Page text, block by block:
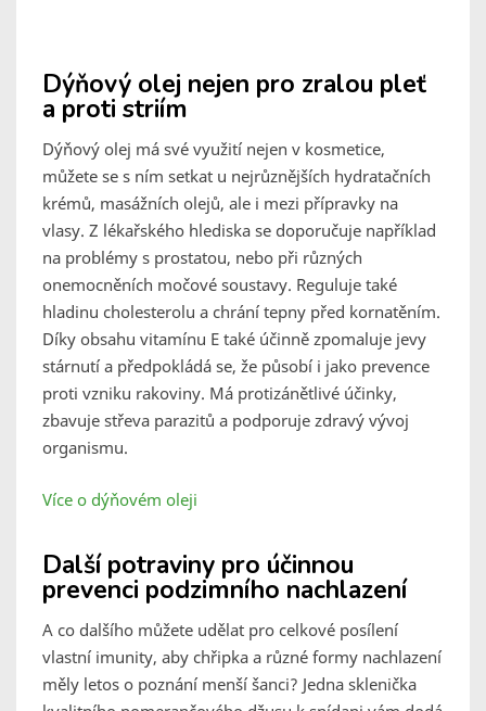
Dýňový olej nejen pro zralou pleť
a proti striím
Dýňový olej má své využití nejen v kosmetice,
můžete se s ním setkat u nejrůznějších hydratačních
krémů, masážních olejů, ale i mezi přípravky na
vlasy. Z lékařského hlediska se doporučuje například
na problémy s prostatou, nebo při různých
onemocněních močové soustavy. Reguluje také
hladinu cholesterolu a chrání tepny před kornatěním.
Díky obsahu vitamínu E také účinně zpomaluje jevy
stárnutí a předpokládá se, že působí i jako prevence
proti vzniku rakoviny. Má protizánětlivé účinky,
zbavuje střeva parazitů a podporuje zdravý vývoj
organismu.
Více o dýňovém oleji
Další potraviny pro účinnou
prevenci podzimního nachlazení
A co dalšího můžete udělat pro celkové posílení
vlastní imunity, aby chřipka a různé formy nachlazení
měly letos o poznání menší šanci? Jedna sklenička